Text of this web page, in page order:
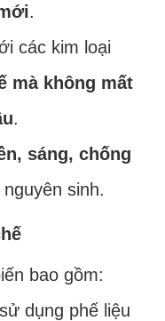
.
các kim loại
mà không mất
.
sáng, chống
sinh.
bao gồm:
dụng phế liệu